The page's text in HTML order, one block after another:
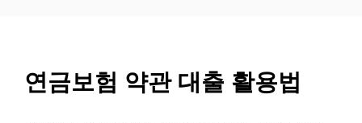
연금보험 약관 대출 활용법